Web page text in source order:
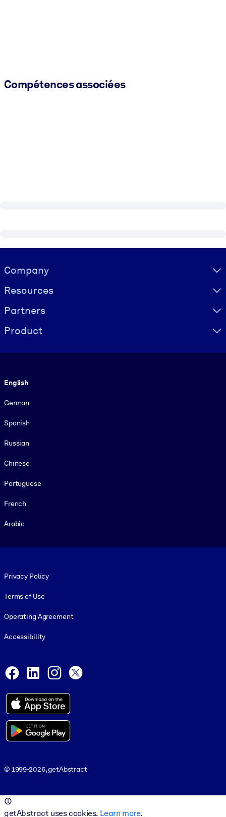
Compétences associées
Visually hidden Text
Company
Resources
Partners
Product
English
German
Spanish
Russian
Chinese
Portuguese
French
Arabic
Privacy Policy
Terms of Use
Operating Agreement
Accessibility
Facebook
LinkedInInstagram
© 1999-2026, getAbstract
getAbstract uses cookies. Learn more.